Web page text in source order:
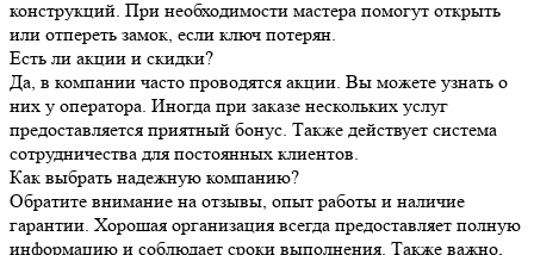
конструкций. При необходимости мастера помогут открыть
или отпереть замок, если ключ потерян.
Есть ли акции и скидки?
Да, в компании часто проводятся акции. Вы можете узнать о
них у оператора. Иногда при заказе нескольких услуг
предоставляется приятный бонус. Также действует система
сотрудничества для постоянных клиентов.
Как выбрать надежную компанию?
Обратите внимание на отзывы, опыт работы и наличие
гарантии. Хорошая организация всегда предоставляет полную
информацию и соблюдает сроки выполнения. Также важно,